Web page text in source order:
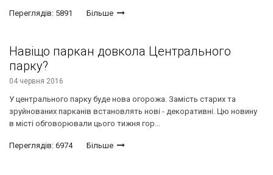
Переглядів: 5891 Більше
Навіщо паркан довкола Центрального
парку?
04 червня 2016
У центрального парку буде нова огорожа. Замість старих та
зруйнованих парканів встановлять нові - декоративні. Цю новину
в місті обговорювали цього тижня гор...
Переглядів: 6974 Більше